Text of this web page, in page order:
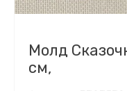
Молд
см,